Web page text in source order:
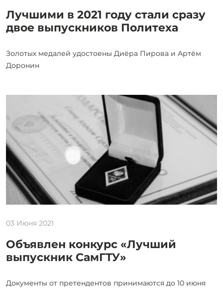
Лучшими в 2021 году стали сразу
двое выпускников Политеха
Золотых медалей удостоены Диёра Пирова и Артём
Доронин
03 Июня 2021
Объявлен конкурс «Лучший
выпускник СамГТУ»
Документы от претендентов принимаются до 10 июня